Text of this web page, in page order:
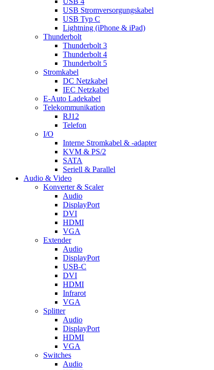
USB Stromversorgungskabel
USB Typ C
Lightning (iPhone & iPad)
Thunderbolt
Thunderbolt 3
Thunderbolt 4
Thunderbolt 5
Stromkabel
DC Netzkabel
IEC Netzkabel
E-Auto Ladekabel
Telekommunikation
RJ12
Telefon
I/O
Interne Stromkabel & -adapter
KVM & PS/2
SATA
Seriell & Parallel
Audio & Video
Konverter & Scaler
Audio
DisplayPort
DVI
HDMI
VGA
Extender
Audio
DisplayPort
USB-C
DVI
HDMI
Infrarot
VGA
Splitter
Audio
DisplayPort
HDMI
VGA
Switches
Audio